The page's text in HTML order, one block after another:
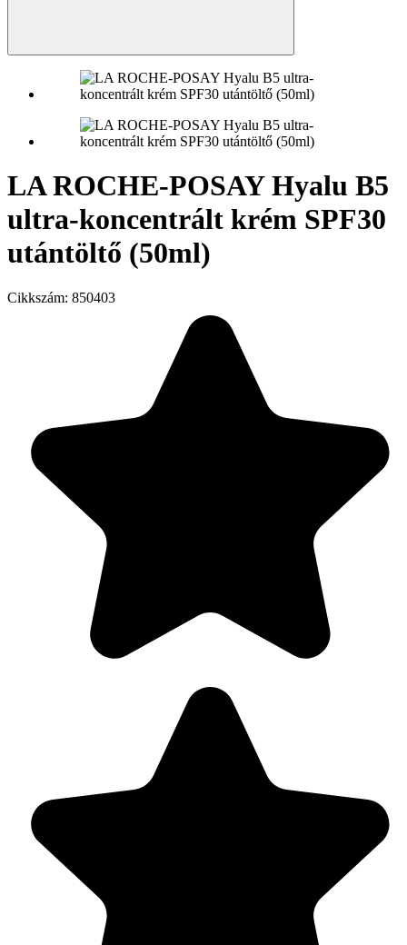
LA ROCHE-POSAY Hyalu B5
ultra-koncentrált krém SPF30
utántöltő (50ml)
Cikkszám: 850403